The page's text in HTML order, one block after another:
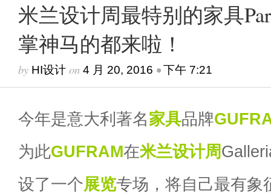
米兰设计周最特别的家具
掌神马的都来啦！
by HI设计 on 4 月 20, 2016 •下午 7:21
今年是意大利著名家具品牌
为此GUFRAM在米兰设计周
设了一个展览专场，将自己最有象